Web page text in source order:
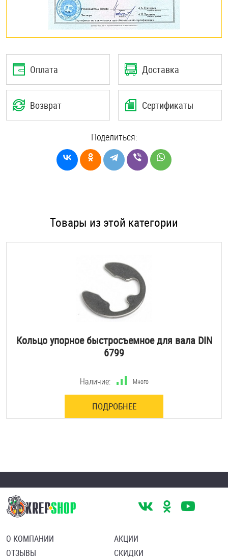
Оплата Доставка
Возврат Сертификаты
Поделиться:
Товары из этой категории
Кольцо упорное быстросъемное для вала DIN
6799
Наличие: Много
ПОДРОБНЕЕ
О КОМПАНИИ
ОТЗЫВЫ
АКЦИИ
СКИДКИ